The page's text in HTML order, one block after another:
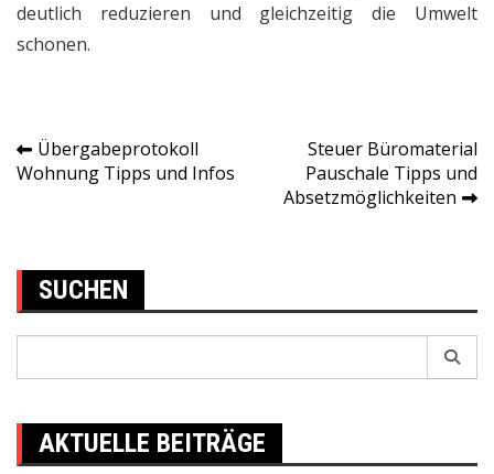
deutlich reduzieren und gleichzeitig die Umwelt
schonen.
Post
Übergabeprotokoll
Wohnung Tipps und Infos
Steuer Büromaterial
Pauschale Tipps und
Absetzmöglichkeiten
SUCHEN
AKTUELLE BEITRÄGE